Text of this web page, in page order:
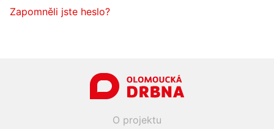
Zapomněli jste heslo?
O projektu